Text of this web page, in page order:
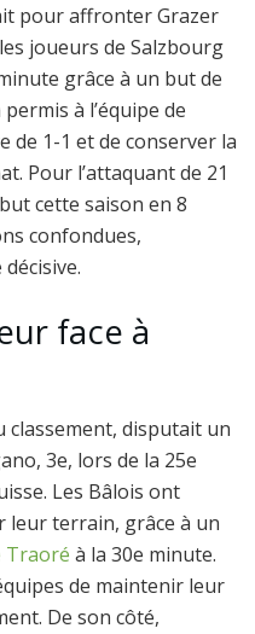
pour affronter Grazer
joueurs de Salzbourg
grâce à un but de
à l’équipe de
de 1-1 et de conserver la
Pour l’attaquant de 21
cette saison en 8
confondues,
face à
classement, disputait un
3e, lors de la 25e
Les Bâlois ont
leur terrain, grâce à un
Traoré à la 30e minute.
de maintenir leur
De son côté,